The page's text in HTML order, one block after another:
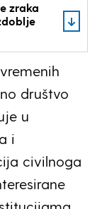
zraka
društvo
u
i
civilnoga